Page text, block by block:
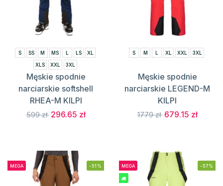
S SS M MS L LS
XL
XLS
XXL 3XL
Męskie spodnie
narciarskie softshell
RHEA-M KILPI
599 zł 296.65 zł
S M L XL XXL 3XL
Męskie spodnie
narciarskie LEGEND-M
KILPI
1779 zł 679.15 zł
MEGA -51% MEGA -57%